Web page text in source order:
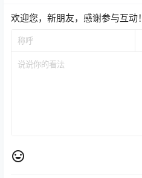
欢迎您，新朋友，感谢参与互动！